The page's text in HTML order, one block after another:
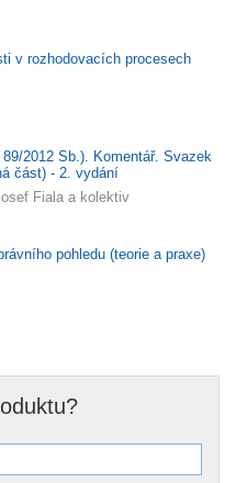
v rozhodovacích procesech
2012 Sb.). Komentář. Svazek
část) - 2. vydání
Fiala a kolektiv
pohledu (teorie a praxe)